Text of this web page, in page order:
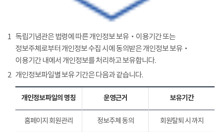
1 독립기념관은 법령에 따른 개인정보 보유‧이용기간 또는
정보주체로부터 개인정보 수집 시에 동의받은 개인정보 보유‧
이용기간 내에서 개인정보를 처리하고 보유합니다.
2 개인정보파일별 보유 기간은 다음과 같습니다.
개인정보파일의 명칭 운영근거 보유기간
홈페이지 회원관리 정보주체 동의 회원탈퇴 시 까지